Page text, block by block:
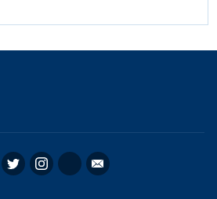
Facebook Twitter Instagram RSS